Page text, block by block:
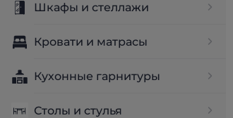
Шкафы и стеллажи
Кровати и матрасы
Кухонные гарнитуры
Столы и стулья